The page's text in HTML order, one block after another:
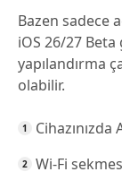
Bazen sadece
iOS 26/27 Beta
yapılandırma
olabilir.
Wi-Fi